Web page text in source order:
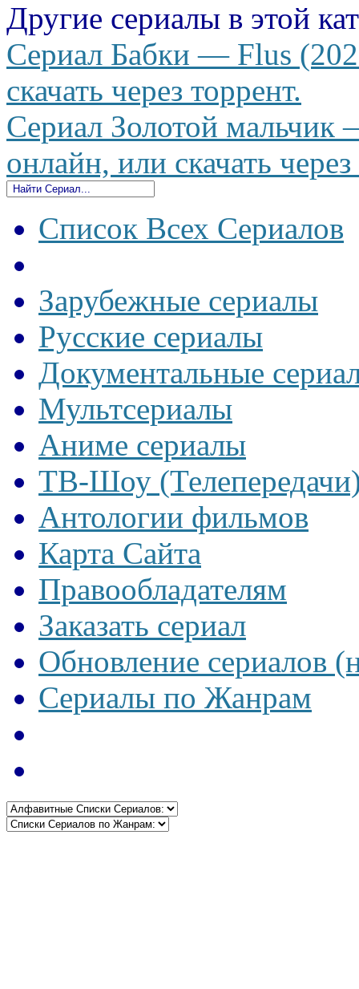
Другие сериалы в этой
Сериал Бабки — Flus
скачать через торрент.
Сериал Золотой
онлайн, или скачать
Список Всех Сериалов
Зарубежные сериалы
Русские сериалы
Документальные
Мультсериалы
Аниме сериалы
ТВ-Шоу
Антологии фильмов
Карта Сайта
Правообладателям
Заказать сериал
Обновление сериалов
Сериалы по Жанрам